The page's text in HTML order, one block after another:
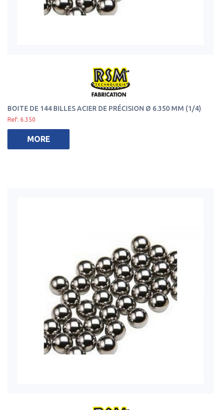
BOITE DE 144 BILLES ACIER DE PRÉCISION Ø 6.350 MM (1/4)
Ref: 6.350
MORE